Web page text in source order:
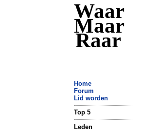
Waar
Maar
Raar
Home
Forum
Lid worden
Top 5
Leden